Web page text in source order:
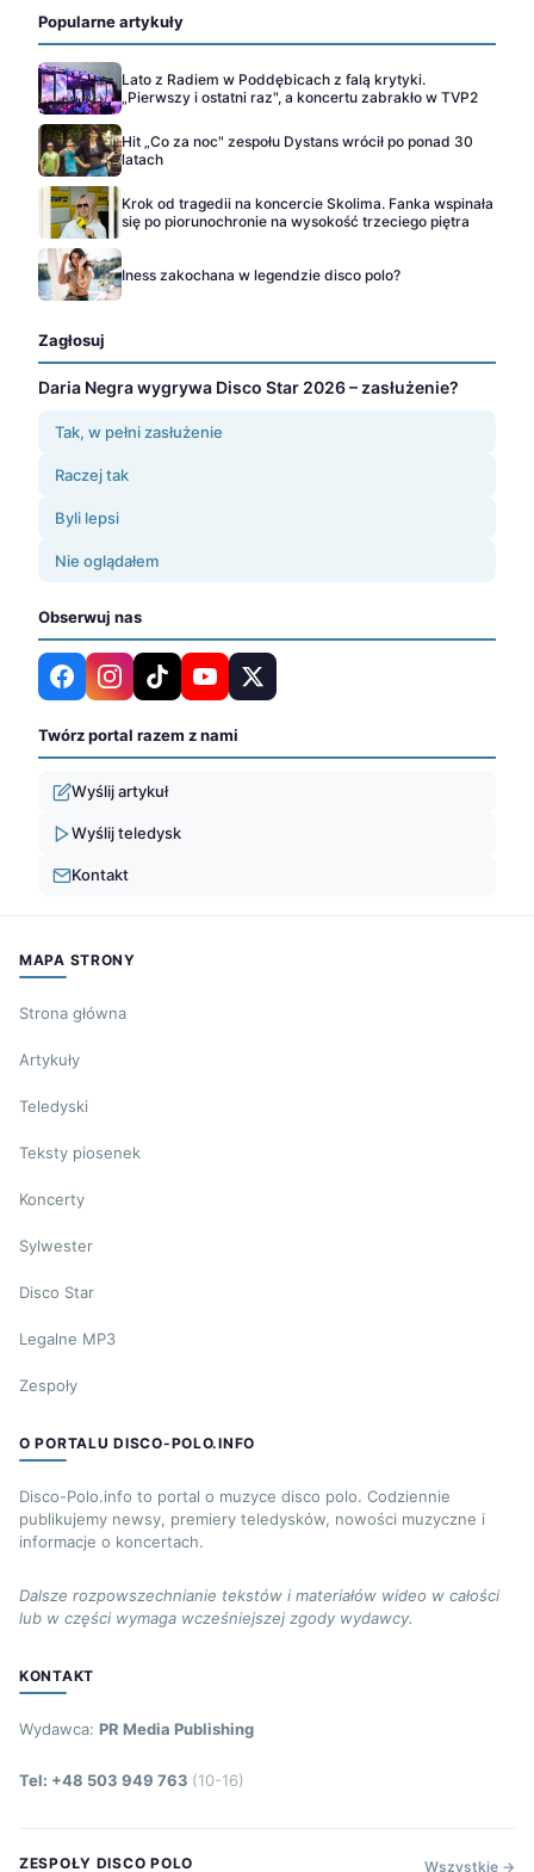
Popularne artykuły
Lato z Radiem w Poddębicach z falą krytyki.
„Pierwszy i ostatni raz", a koncertu zabrakło w TVP2
Hit „Co za noc" zespołu Dystans wrócił po ponad 30
latach
Krok od tragedii na koncercie Skolima. Fanka wspinała
się po piorunochronie na wysokość trzeciego piętra
Iness zakochana w legendzie disco polo?
Zagłosuj
Daria Negra wygrywa Disco Star 2026 – zasłużenie?
Tak, w pełni zasłużenie
Raczej tak
Byli lepsi
Nie oglądałem
Obserwuj nas
Twórz portal razem z nami
Wyślij artykuł
Wyślij teledysk
Kontakt
MAPA STRONY
Strona główna
Artykuły
Teledyski
Teksty piosenek
Koncerty
Sylwester
Disco Star
Legalne MP3
Zespoły
O PORTALU DISCO-POLO.INFO
Disco-Polo.info to portal o muzyce disco polo. Codziennie
publikujemy newsy, premiery teledysków, nowości muzyczne i
informacje o koncertach.
Dalsze rozpowszechnianie tekstów i materiałów wideo w całości
lub w części wymaga wcześniejszej zgody wydawcy.
KONTAKT
Wydawca: PR Media Publishing
Tel: +48 503 949 763 (10-16)
ZESPOŁY DISCO POLO Wszystkie →